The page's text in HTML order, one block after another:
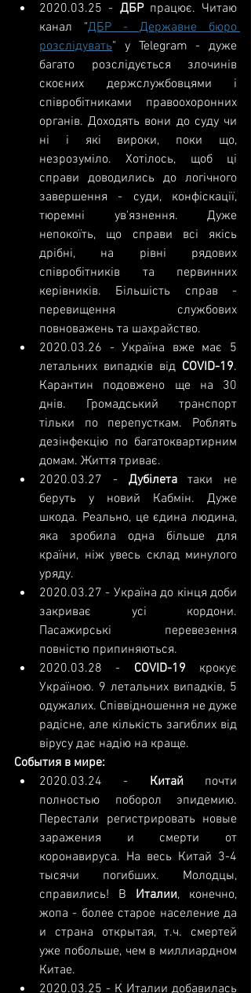
2020.03.25 - ДБР працює. Читаю
канал "ДБР - Державне бюро
розслідувать" у Telegram - дуже
багато розслідується злочинів
скоєних держслужбовцями і
співробітниками правоохоронних
органів. Доходять вони до суду чи
ні і які вироки, поки що,
незрозуміло. Хотілось, щоб ці
справи доводились до логічного
завершення - суди, конфіскації,
тюремні ув'язнення. Дуже
непокоїть, що справи всі якісь
дрібні, на рівні рядових
співробітників та первинних
керівників. Більшість справ -
перевищення службових
повноважень та шахрайство.
2020.03.26 - Україна вже має 5
летальних випадків від COVID-19.
Карантин подовжено ще на 30
днів. Громадський транспорт
тільки по перепусткам. Роблять
дезінфекцію по багатоквартирним
домам. Життя триває.
2020.03.27 - Дубілета таки не
беруть у новий Кабмін. Дуже
шкода. Реально, це єдина людина,
яка зробила одна більше для
країни, ніж увесь склад минулого
уряду.
2020.03.27 - Україна до кінця доби
закриває усі кордони.
Пасажирські перевезення
повністю припиняються.
2020.03.28 - COVID-19 крокує
Україною. 9 летальних випадків, 5
одужалих. Співвідношення не дуже
радісне, але кількість загиблих від
вірусу дає надію на краще.
События в мире:
2020.03.24 - Китай почти
полностью поборол эпидемию.
Перестали регистрировать новые
заражения и смерти от
коронавируса. На весь Китай 3-4
тысячи погибших. Молодцы,
справились! В Италии, конечно,
жопа - более старое население да
и страна открытая, т.ч. смертей
уже побольше, чем в миллиардном
Китае.
2020.03.25